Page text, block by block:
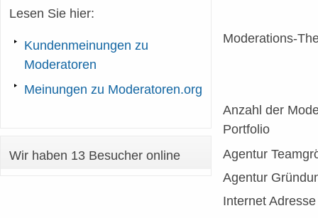
Moderations-
Anzahl der
Portfolio
Agentur
Agentur
Internet Adresse
Lesen Sie hier:
Kundenmeinungen zu
Moderatoren
Meinungen zu Moderatoren.org
Wir haben 13 Besucher online